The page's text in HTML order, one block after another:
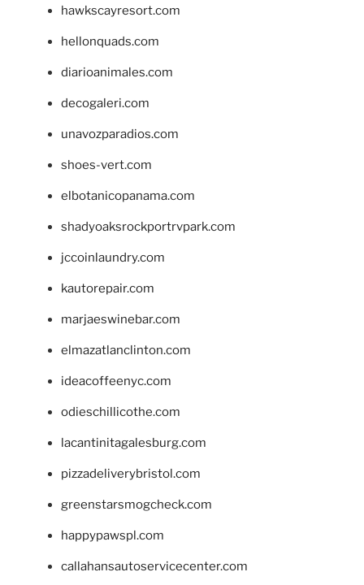
hawkscayresort.com
hellonquads.com
diarioanimales.com
decogaleri.com
unavozparadios.com
shoes-vert.com
elbotanicopanama.com
shadyoaksrockportrvpark.com
jccoinlaundry.com
kautorepair.com
marjaeswinebar.com
elmazatlanclinton.com
ideacoffeenyc.com
odieschillicothe.com
lacantinitagalesburg.com
pizzadeliverybristol.com
greenstarsmogcheck.com
happypawspl.com
callahansautoservicecenter.com